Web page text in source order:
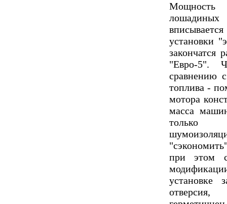
Мощность
установки
закончатся
"Евро-5".
сравнению
топлива -
мотора
масса
только
при этом
установке